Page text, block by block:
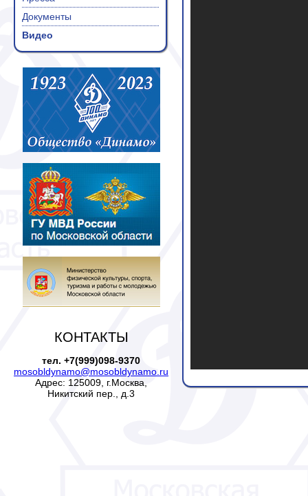
Документы
Видео
КОНТАКТЫ
тел. +7(999)098-9370
mosobldynamo@mosobldynamo.ru
Адрес: 125009, г.Москва,
Никитский пер., д.3